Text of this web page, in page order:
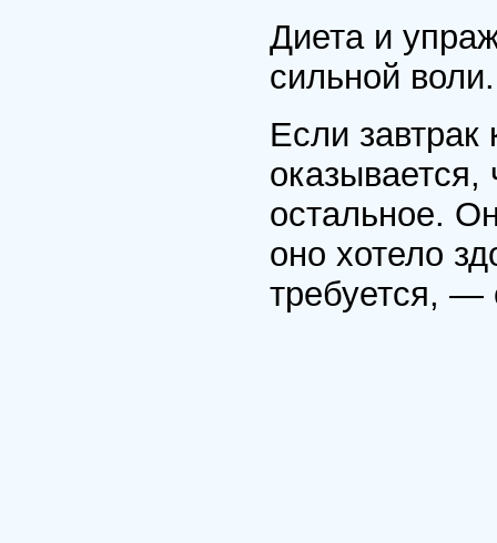
Диета и
сильной
Если завтрак
оказывается,
остальное.
оно хотело
требуется, —